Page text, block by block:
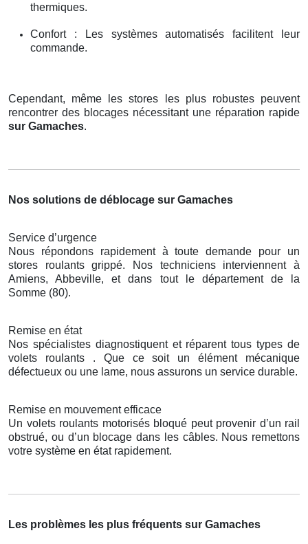
thermiques.
Confort : Les systèmes automatisés facilitent leur
commande.
Cependant, même les stores les plus robustes peuvent
rencontrer des blocages nécessitant une réparation rapide
sur Gamaches.
Nos solutions de déblocage sur Gamaches
Service d’urgence
Nous répondons rapidement à toute demande pour un
stores roulants grippé. Nos techniciens interviennent à
Amiens, Abbeville, et dans tout le département de la
Somme (80).
Remise en état
Nos spécialistes diagnostiquent et réparent tous types de
volets roulants . Que ce soit un élément mécanique
défectueux ou une lame, nous assurons un service durable.
Remise en mouvement efficace
Un volets roulants motorisés bloqué peut provenir d’un rail
obstrué, ou d’un blocage dans les câbles. Nous remettons
votre système en état rapidement.
Les problèmes les plus fréquents sur Gamaches